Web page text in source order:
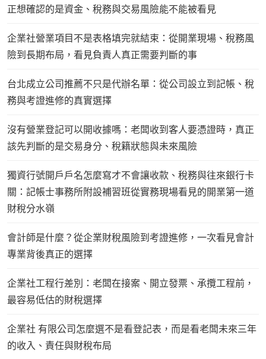
正想確認的是資金、稅務與交易風險能不能被看見
企業社營業項目不是表格填完就結束：從開業現場、稅務風
險到長期布局，看見負責人真正需要判斷的事
台北成立公司推薦不只是代辦名單：從公司設立到記帳、稅
務與考證進修的真實選擇
沒有營業登記可以開收據嗎：老闆收到客人要憑證時，真正
該先判斷的是交易身分、稅籍狀態與未來風險
獨資行號開戶戶名怎麼寫才不會讓收款、稅務與往來銀行卡
關：記帳士事務所附設補習班從實務現場看見的開業第一道
財稅分水嶺
會計師是什麼？從企業財稅風險到考證進修，一次看見會計
專業背後真正的選擇
企業社工程行差別：老闆在接案、開立發票、承攬工程前，
最容易低估的財稅選擇
企業社 有限公司怎麼選不是看登記表，而是看老闆未來三年
的收入、責任與財稅布局